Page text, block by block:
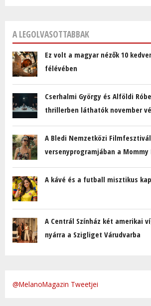
A LEGOLVASOTTABBAK
Ez volt a magyar nézők 10
félévében
Cserhalmi György és Alföldi
thrillerben láthatók november
A Bledi Nemzetközi
versenyprogramjában a Mommy
A kávé és a futball misztikus
A Centrál Színház két amerikai
nyárra a Szigliget Várudvarba
@MelanoMagazin Tweetjei